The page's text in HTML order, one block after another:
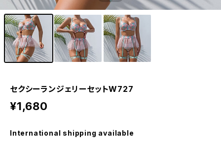
セクシーランジェリーセットW727
¥1,680
International shipping available